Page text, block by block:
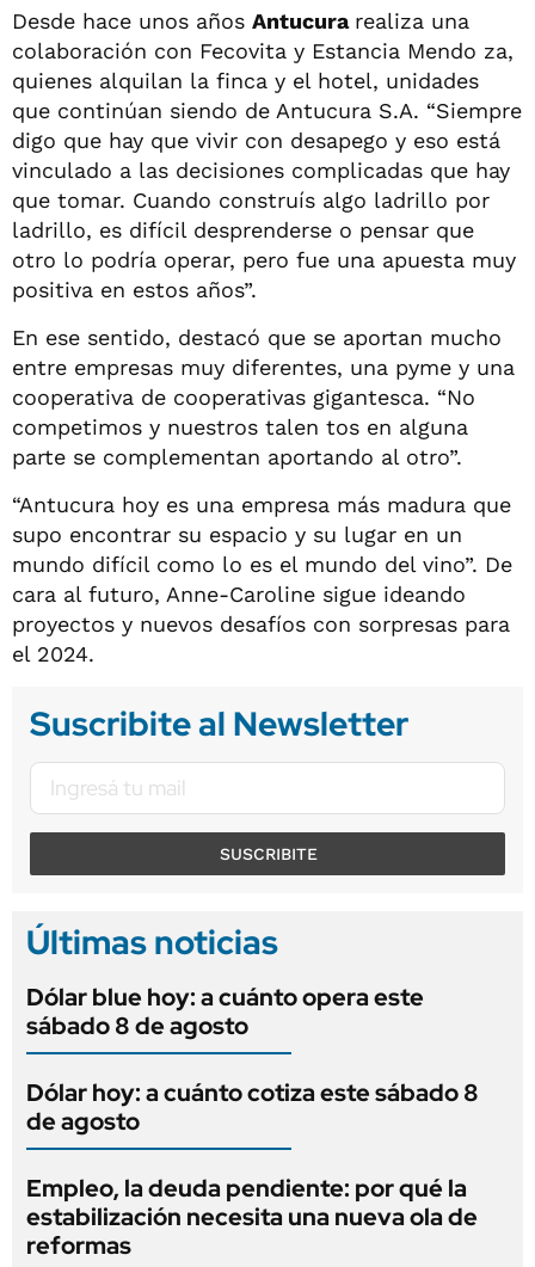
Desde hace unos años Antucura realiza una
colaboración con Fecovita y Estancia Mendo za,
quienes alquilan la finca y el hotel, unidades
que continúan siendo de Antucura S.A. “Siempre
digo que hay que vivir con desapego y eso está
vinculado a las decisiones complicadas que hay
que tomar. Cuando construís algo ladrillo por
ladrillo, es difícil desprenderse o pensar que
otro lo podría operar, pero fue una apuesta muy
positiva en estos años”.
En ese sentido, destacó que se aportan mucho
entre empresas muy diferentes, una pyme y una
cooperativa de cooperativas gigantesca. “No
competimos y nuestros talen tos en alguna
parte se complementan aportando al otro”.
“Antucura hoy es una empresa más madura que
supo encontrar su espacio y su lugar en un
mundo difícil como lo es el mundo del vino”. De
cara al futuro, Anne-Caroline sigue ideando
proyectos y nuevos desafíos con sorpresas para
el 2024.
Suscribite al Newsletter
SUSCRIBITE
Últimas noticias
Dólar blue hoy: a cuánto opera este
sábado 8 de agosto
Dólar hoy: a cuánto cotiza este sábado 8
de agosto
Empleo, la deuda pendiente: por qué la
estabilización necesita una nueva ola de
reformas